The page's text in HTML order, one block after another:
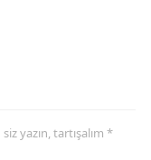
yazın, tartışalım *